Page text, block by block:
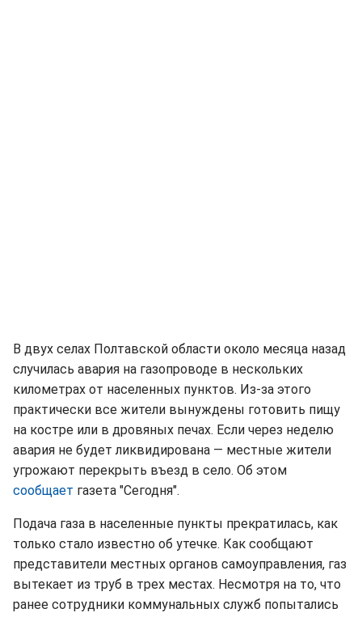
В двух селах Полтавской области около месяца назад
случилась авария на газопроводе в нескольких
километрах от населенных пунктов. Из-за этого
практически все жители вынуждены готовить пищу
на костре или в дровяных печах. Если через неделю
авария не будет ликвидирована — местные жители
угрожают перекрыть въезд в село. Об этом
сообщает газета "Сегодня".
Подача газа в населенные пункты прекратилась, как
только стало известно об утечке. Как сообщают
представители местных органов самоуправления, газ
вытекает из труб в трех местах. Несмотря на то, что
ранее сотрудники коммунальных служб попытались